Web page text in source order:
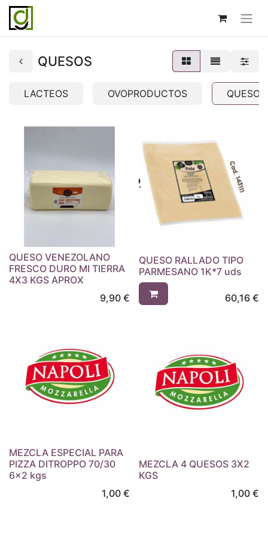
QUESOS
LACTEOS OVOPRODUCTOS QUESOS
QUESO VENEZOLANO
FRESCO DURO MI TIERRA
4X3 KGS APROX
9,90€
QUESO RALLADO TIPO
PARMESANO 1K*7 uds
60,16 €
MEZCLA ESPECIAL PARA
PIZZA DITROPPO 70/30
6x2 kgs
1,00€
MEZCLA 4 QUESOS 3X2
KGS
1,00 €